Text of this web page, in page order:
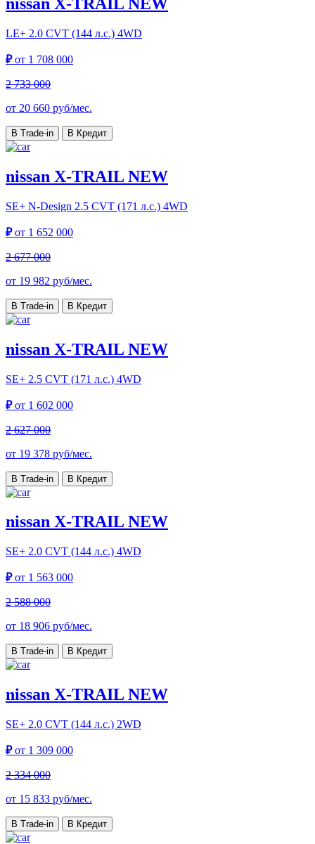
LE+ 2.0 CVT (144 л.с.) 4WD
₽от 1 708 000
2 733 000
от 20 660 руб/мес.
В Trade-in В Кредит
nissan X-TRAIL NEW
SE+ N-Design 2.5 CVT (171 л.с.) 4WD
₽от 1 652 000
2 677 000
от 19 982 руб/мес.
В Trade-in В Кредит
nissan X-TRAIL NEW
SE+ 2.5 CVT (171 л.с.) 4WD
₽от 1 602 000
2 627 000
от 19 378 руб/мес.
В Trade-in В Кредит
nissan X-TRAIL NEW
SE+ 2.0 CVT (144 л.с.) 4WD
₽от 1 563 000
2 588 000
от 18 906 руб/мес.
В Trade-in В Кредит
nissan X-TRAIL NEW
SE+ 2.0 CVT (144 л.с.) 2WD
₽от 1 309 000
2 334 000
от 15 833 руб/мес.
В Trade-in В Кредит